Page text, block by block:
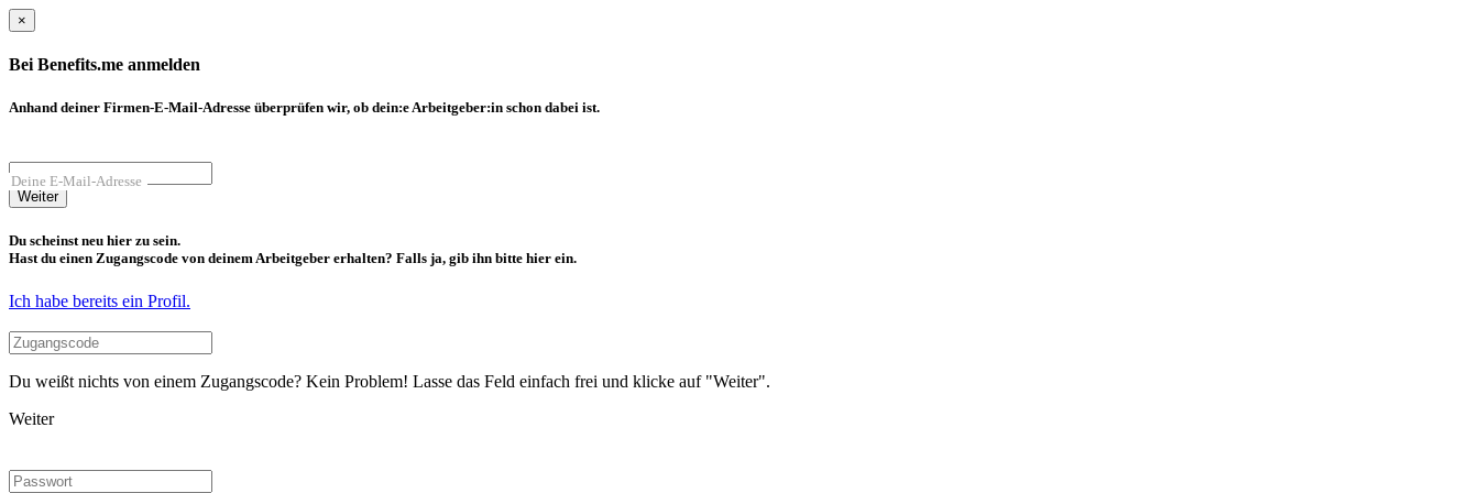
×
Bei Benefits.me anmelden
Anhand deiner Firmen-E-Mail-Adresse überprüfen wir, ob dein:e Arbeitgeber:in schon dabei ist.
Deine E-Mail-Adresse
Weiter
Du scheinst neu hier zu sein.
Hast du einen Zugangscode von deinem Arbeitgeber erhalten? Falls ja, gib ihn bitte hier ein.
Ich habe bereits ein Profil.
Du weißt nichts von einem Zugangscode? Kein Problem! Lasse das Feld einfach frei und klicke auf "Weiter".
Weiter